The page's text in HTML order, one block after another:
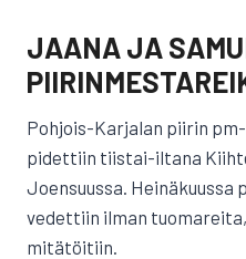
JAANA JA
Pohjois-Karjalan piirin
pidettiin tiistai-iltana
Joensuussa. Heinäkuussa
vedettiin ilman
mitätöitiin.